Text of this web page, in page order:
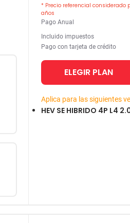
* Precio referencial considerado
años
Pago Anual
Incluido impuestos
Pago con tarjeta de crédito
ELEGIR PLAN
Aplica para las siguientes
HEV SE HIBRIDO 4P L4